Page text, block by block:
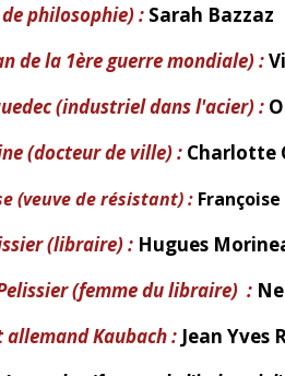
philosophie) : Sarah Bazzaz
de la 1ère guerre mondiale) :
(industriel dans l'acier) :
(docteur de ville) : Charlotte
(veuve de résistant) :
(libraire) : Hugues
(femme du libraire) :
allemand Kaubach : Jean Yves